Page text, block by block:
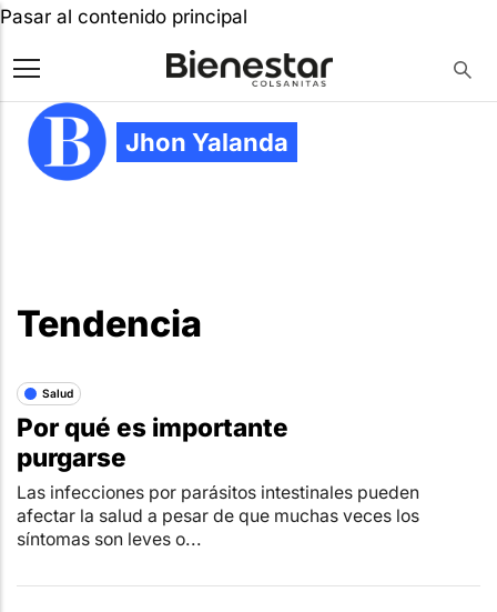
Pasar al contenido principal
Jhon Yalanda
Tendencia
Salud
Por qué es importante
purgarse
Las infecciones por parásitos intestinales pueden
afectar la salud a pesar de que muchas veces los
síntomas son leves o...